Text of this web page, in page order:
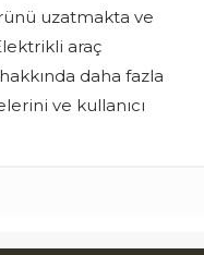
uzatmakta ve
araç
hakkında daha fazla
ve kullanıcı